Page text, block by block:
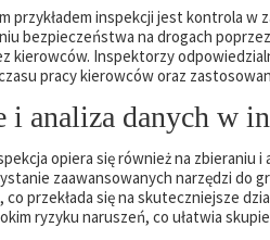
przykładem inspekcji jest kontrola
bezpieczeństwa na drogach
kierowców. Inspektorzy
pracy kierowców oraz
i analiza danych w
opiera się również na
zaawansowanych narzędzi do
co przekłada się na skuteczniejsze
ryzyku naruszeń, co ułatwia